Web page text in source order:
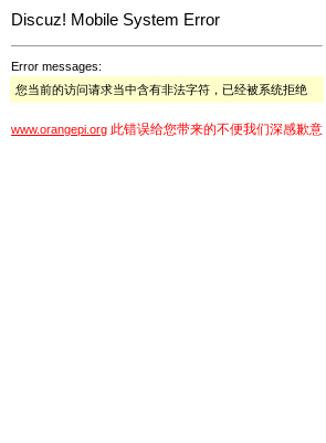
Discuz! Mobile System Error
Error messages:
您当前的访问请求当中含有非法字符，已经被系统拒绝
www.orangepi.org 此错误给您带来的不便我们深感歉意